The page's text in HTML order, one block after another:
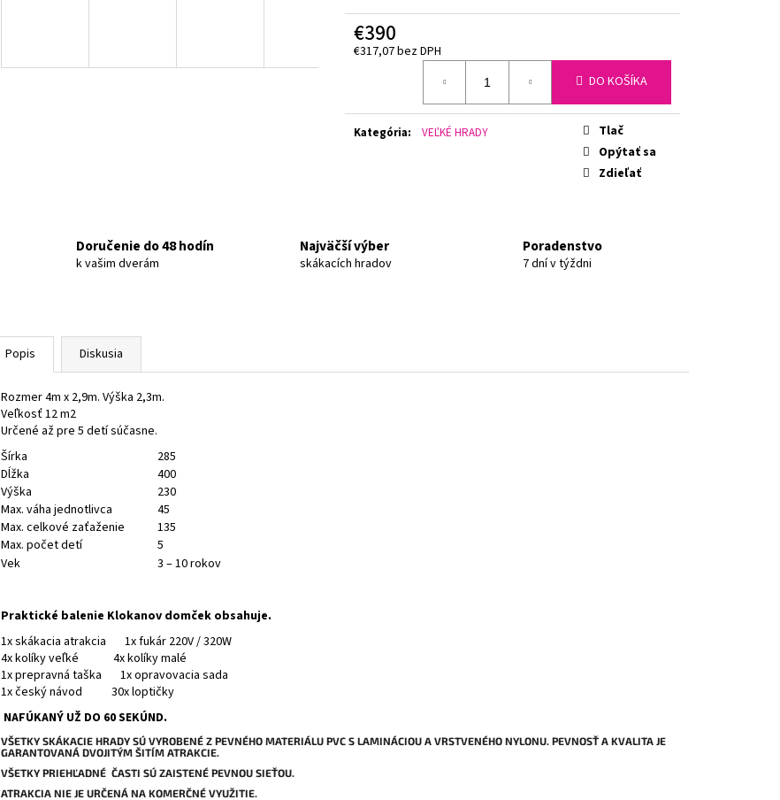
€390
€317,07 bez DPH
DO KOŠÍKA
Kategória: VEĽKÉ HRADY
Tlač
Opýtať sa
Zdieľať
Doručenie do 48 hodín
k vašim dverám
Najväčší výber
skákacích hradov
Poradenstvo
7 dní v týždni
Popis Diskusia
Rozmer 4m x 2,9m. Výška 2,3m.
Veľkosť 12 m2
Určené až pre 5 detí súčasne.
Šírka
285
Dĺžka
400
Výška
230
Max. váha jednotlivca
45
Max. celkové zaťaženie
135
Max. počet detí
5
Vek
3 – 10 rokov
Praktické balenie Klokanov domček obsahuje.
1x skákacia atrakcia 1x fukár 220V / 320W
4x kolíky veľké 4x kolíky malé
1x prepravná taška 1x opravovacia sada
1x český návod 30x loptičky
NAFÚKANÝ UŽ DO 60 SEKÚND.
VŠETKY SKÁKACIE HRADY SÚ VYROBENÉ Z PEVNÉHO MATERIÁLU PVC S LAMINÁCIOU A VRSTVENÉHO NYLONU. PEVNOSŤ A KVALITA JE
GARANTOVANÁ DVOJITÝM ŠITÍM ATRAKCIE.
VŠETKY PRIEHĽADNÉ ČASTI SÚ ZAISTENÉ PEVNOU SIEŤOU.
ATRAKCIA NIE JE URČENÁ NA KOMERČNÉ VYUŽITIE.